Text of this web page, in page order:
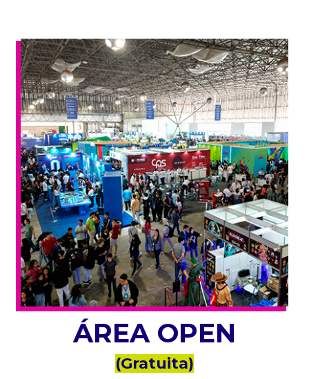
ÁREA OPEN
(Gratuita)